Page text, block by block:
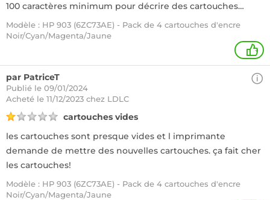
100 caractères minimum pour décrire des cartouches…
Modèle : HP 903 (6ZC73AE) - Pack de 4 cartouches d'encre
Noir/Cyan/Magenta/Jaune
+
par PatriceT
Publié le 09/01/2024
Acheté le 11/12/2023 chez LDLC
cartouches vides
les cartouches sont presque vides et l imprimante
demande de mettre des nouvelles cartouches. ça fait cher
les cartouches!
Modèle : HP 903 (6ZC73AE) - Pack de 4 cartouches d'encre
Noir/Cyan/Magenta/Jaune